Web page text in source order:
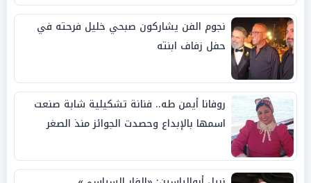
نجوم الفن يشاركون صبحي خليل فرحته في
حفل زفاف ابنته
روفانا أيمن طه.. فنانة تشكيلية شابة صنعت
اسمها بالإبداع وحصدت الجوائز منذ الصغر